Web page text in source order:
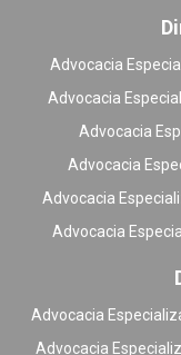
Advocacia
Advocacia
Advocacia
Advocacia
Advocacia
Advocacia
Advocacia
Advocacia